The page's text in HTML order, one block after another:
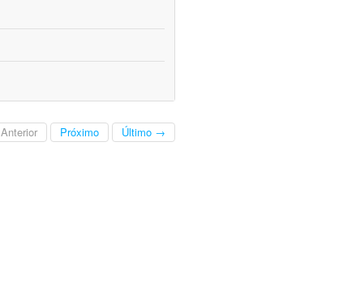
Anterior Próximo Último →